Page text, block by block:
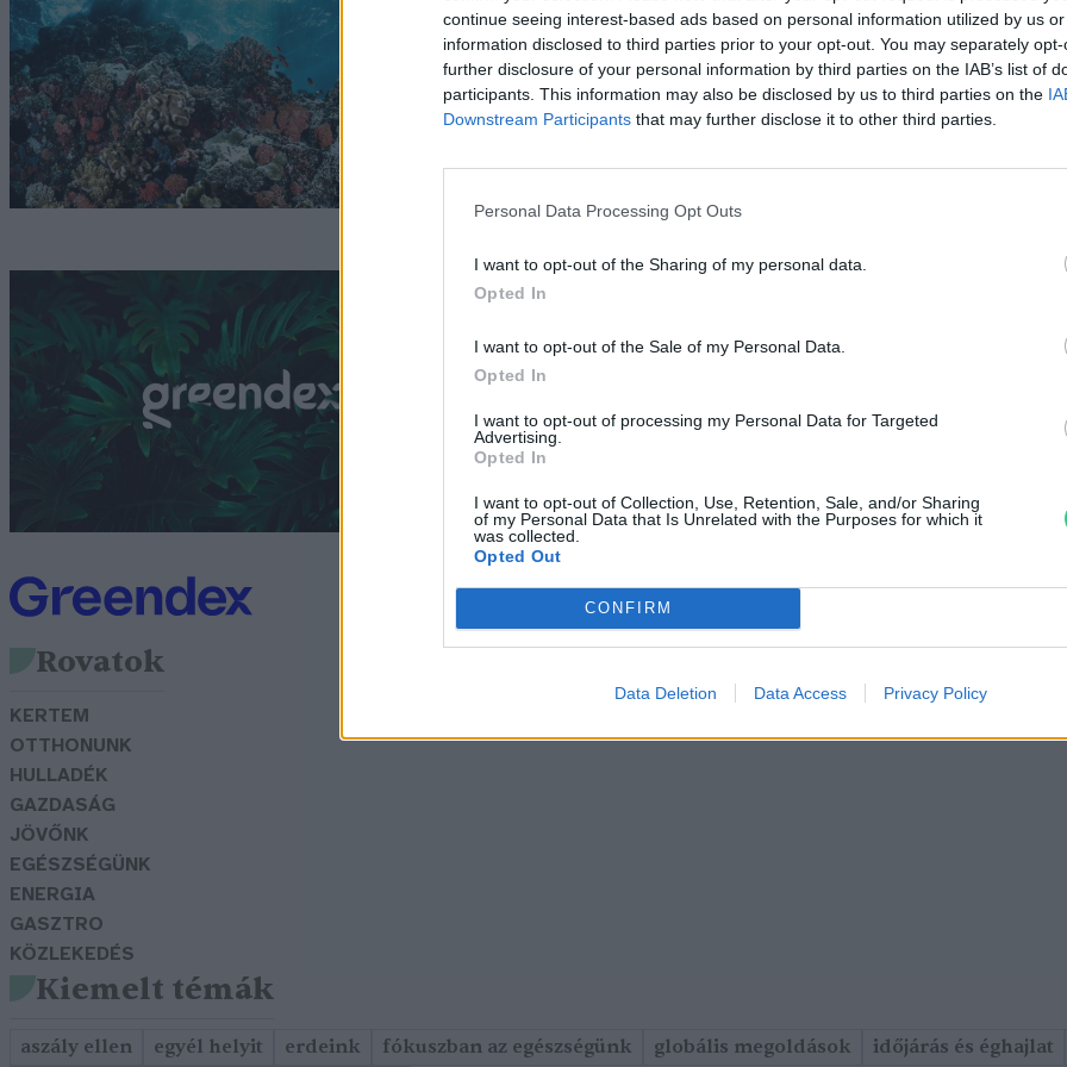
continue seeing interest-based ads based on personal information utilized by us
information disclosed to third parties prior to your opt-out. You may separately
further disclosure of your personal information by third parties on the IAB’s list of
participants. This information may also be disclosed by us to third parties on the
Downstream Participants that may further disclose it to other third parties.
Personal Data Processing Opt Outs
I want to opt-out of the Sharing of my personal data.
Opted In
I want to opt-out of the Sale of my Personal Data.
Opted In
I want to opt-out of processing my Personal Data for Targeted
Advertising.
Opted In
I want to opt-out of Collection, Use, Retention, Sale, and/or Sharing
of my Personal Data that Is Unrelated with the Purposes for which it
was collected.
Opted Out
CONFIRM
Data Deletion Data Access Privacy Policy
nevüket a Japánban azonosított
törpe tintahalak
Greendex Szemle
Tintahalak ihlette
energiahatékony ablakok
Greendex Szemle
Rovatok
KERTEM
OTTHONUNK
HULLADÉK
GAZDASÁG
JÖVŐNK
EGÉSZSÉGÜNK
ENERGIA
GASZTRO
KÖZLEKEDÉS
Kiemelt témák
aszály ellen egyél helyit erdeink fókuszban az egészségünk globális megoldások időjárás és éghajlat